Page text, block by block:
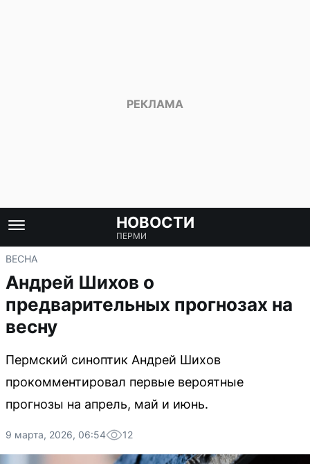
НОВОСТИ
ПЕРМИ
ВЕСНА
Андрей Шихов о
предварительных прогнозах на
весну
Пермский синоптик Андрей Шихов
прокомментировал первые вероятные
прогнозы на апрель, май и июнь.
9 марта, 2026, 06:54 12